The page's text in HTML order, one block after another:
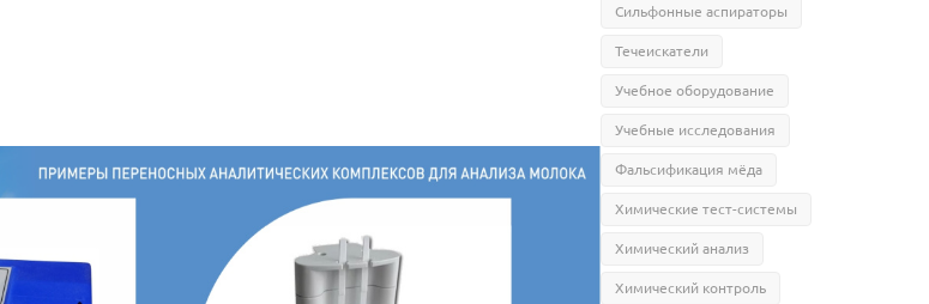
Сильфонные аспираторы
Течеискатели
Учебное оборудование
Учебные исследования
Фальсификация мёда
Химические тест-системы
Химический анализ
Химический контроль